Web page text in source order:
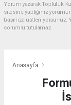
Yorum yazarak Topluluk
sitesine yaptığınız
başınıza
sorumlu tutulamaz.
Anasayfa